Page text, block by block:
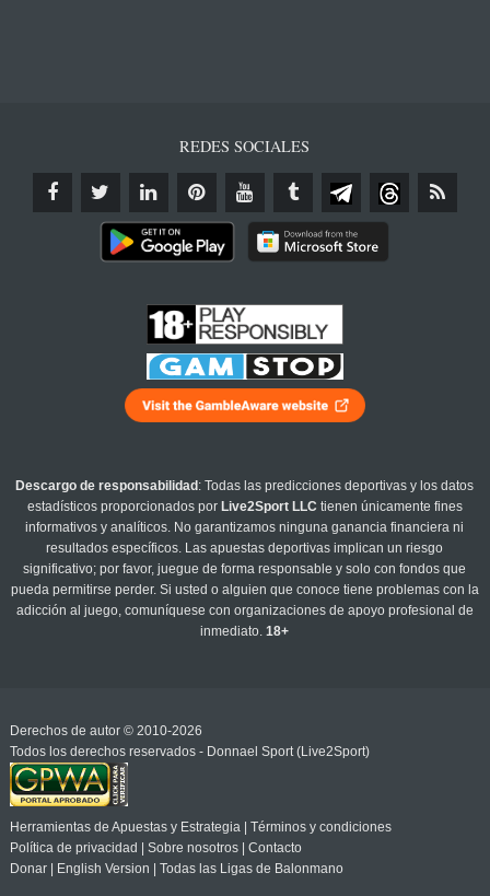
REDES SOCIALES
Descargo de responsabilidad : Todas las predicciones deportivas y los datos
estadísticos proporcionados por Live2Sport LLC tienen únicamente fines
informativos y analíticos. No garantizamos ninguna ganancia financiera ni
resultados específicos. Las apuestas deportivas implican un riesgo
significativo; por favor, juegue de forma responsable y solo con fondos que
pueda permitirse perder. Si usted o alguien que conoce tiene problemas con la
adicción al juego, comuníquese con organizaciones de apoyo profesional de
inmediato.18+
Derechos de autor © 2010-2026
Todos los derechos reservados - Donnael Sport (Live2Sport)
Herramientas de Apuestas y Estrategia| Términos y condiciones
Política de privacidad
Sobre nosotros| Contacto
Donar| English Version Todas las Ligas de Balonmano